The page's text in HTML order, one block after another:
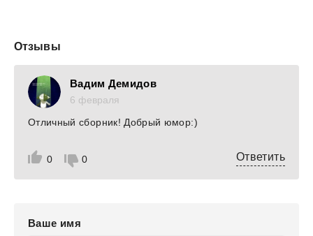
Отзывы
Вадим Демидов
6 февраля
0 0
Отличный сборник! Добрый юмор:)
Ответить
Ваше имя